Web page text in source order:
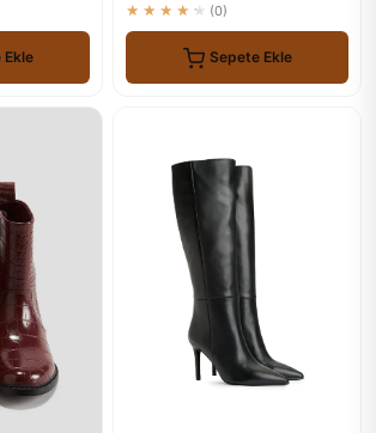
Ekle
★★★★★ (0)
Sepete Ekle